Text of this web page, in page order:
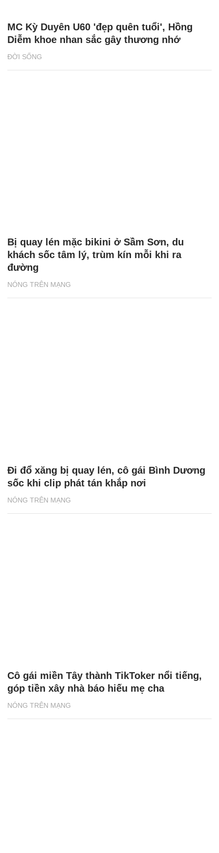
ĐỜI SỐNG
MC Kỳ Duyên U60 'đẹp quên tuổi', Hồng
Diễm khoe nhan sắc gây thương nhớ
NÓNG TRÊN MẠNG
Bị quay lén mặc bikini ở Sầm Sơn, du
khách sốc tâm lý, trùm kín mỗi khi ra
đường
NÓNG TRÊN MẠNG
Đi đổ xăng bị quay lén, cô gái Bình Dương
sốc khi clip phát tán khắp nơi
NÓNG TRÊN MẠNG
Cô gái miền Tây thành TikToker nổi tiếng,
góp tiền xây nhà báo hiếu mẹ cha